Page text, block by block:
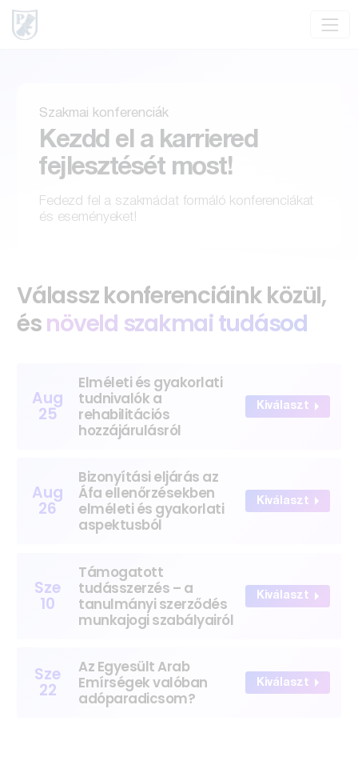
Szakmai konferenciák
Kezdd el a karriered
fejlesztését most!
Fedezd fel a szakmádat formáló konferenciákat
és eseményeket!
Válassz konferenciáink közül,
ésnöveld szakmai tudásod
Aug
25
Elméleti és gyakorlati
tudnivalók a
rehabilitációs
hozzájárulásról
Kiválaszt
Aug
26
Bizonyítási eljárás az
Áfa ellenőrzésekben
elméleti és gyakorlati
aspektusból
Kiválaszt
Sze
10
Támogatott
tudásszerzés – a
tanulmányi szerződés
munkajogi szabályairól
Kiválaszt
Sze
22
Az Egyesült Arab
Emírségek valóban
adóparadicsom?
Kiválaszt